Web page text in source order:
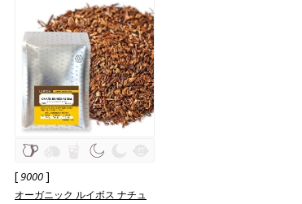
[9000]
オーガニック ルイボス ナチュ